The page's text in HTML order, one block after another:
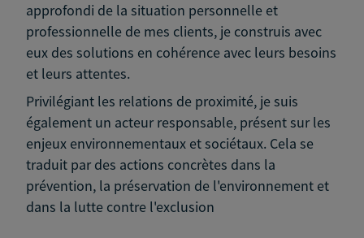
approfondi de la situation personnelle et
professionnelle de mes clients, je construis avec
eux des solutions en cohérence avec leurs besoins
et leurs attentes.
Privilégiant les relations de proximité, je suis
également un acteur responsable, présent sur les
enjeux environnementaux et sociétaux. Cela se
traduit par des actions concrètes dans la
prévention, la préservation de l'environnement et
dans la lutte contre l'exclusion